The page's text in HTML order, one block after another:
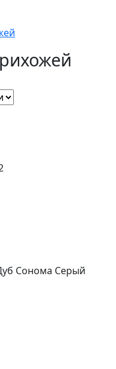
Сонома Серый